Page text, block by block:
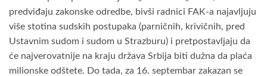
predviđaju zakonske odredbe, bivši radnici FAK-a najavljuju
više stotina sudskih postupaka (parničnih, krivičnih, pred
Ustavnim sudom i sudom u Strazburu) i pretpostavljaju da
će najverovatnije na kraju država Srbija biti dužna da plaća
milionske odštete. Do tada, za 16. septembar zakazan se